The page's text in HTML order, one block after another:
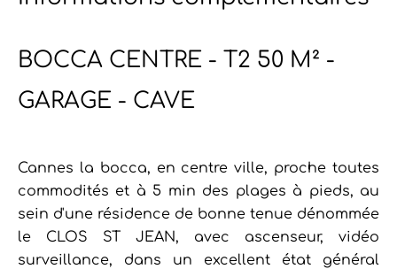
BOCCA CENTRE - T2 50 M² -
GARAGE - CAVE
Cannes la bocca, en centre ville, proche toutes
commodités et à 5 min des plages à pieds, au
sein d'une résidence de bonne tenue dénommée
le CLOS ST JEAN, avec ascenseur, vidéo
surveillance, dans un excellent état général